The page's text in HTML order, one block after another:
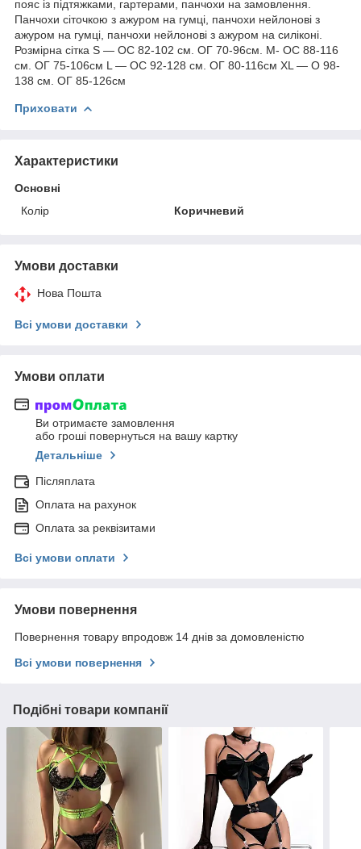
пояс із підтяжками, гартерами, панчохи на замовлення.
Панчохи сіточкою з ажуром на гумці, панчохи нейлонові з
ажуром на гумці, панчохи нейлонові з ажуром на силіконі.
Розмірна сітка S — ОС 82-102 см. ОГ 70-96см. M- ОС 88-116
см. ОГ 75-106см L — ОС 92-128 см. ОГ 80-116см ХL — О 98-
138 см. ОГ 85-126см
Приховати
Характеристики
Основні
Колір
Коричневий
Умови доставки
Нова Пошта
Всі умови доставки
Умови оплати
Ви отримаєте замовлення
або гроші повернуться на вашу картку
Детальніше
Післяплата
Оплата на рахунок
Оплата за реквізитами
Всі умови оплати
Умови повернення
Повернення товару впродовж 14 днів за домовленістю
Всі умови повернення
Подібні товари компанії